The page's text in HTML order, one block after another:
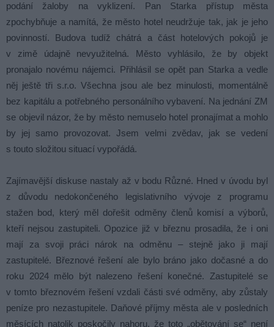
podání žaloby na vyklizení. Pan Starka přístup města
zpochybňuje a namítá, že město hotel neudržuje tak, jak je jeho
povinností. Budova tudíž chátrá a část hotelových pokojů je
v zimě údajně nevyužitelná. Město vyhlásilo, že by objekt
pronajalo novému nájemci. Přihlásil se opět pan Starka a vedle
něj ještě tři s.r.o. Všechna jsou ale bez minulosti, momentálně
bez kapitálu a potřebného personálního vybavení. Na jednání ZM
se objevil názor, že by město nemuselo hotel pronajímat a mohlo
by jej samo provozovat. Jsem velmi zvědav, jak se vedení
s touto složitou situací vypořádá.
Zajímavější diskuse nastaly až v bodu Různé. Hned v úvodu byl
z důvodu nedokončeného legislativního vývoje z programu
stažen bod, který měl dořešit odměny členů komisí a výborů,
kteří nejsou zastupiteli. Opozice již v březnu prosadila, že i oni
mají za svoji práci nárok na odměnu – stejně jako ji mají
zastupitelé. Březnové řešení ale bylo bráno jako dočasné a do
roku 2024 mělo být nalezeno řešení konečné. Zastupitelé se
v tomto březnovém řešení vzdali části své odměny, aby zůstaly
peníze pro nezastupitele. Daňové příjmy města ale v posledních
měsících natolik poskočily nahoru, že toto „obětování se“ není